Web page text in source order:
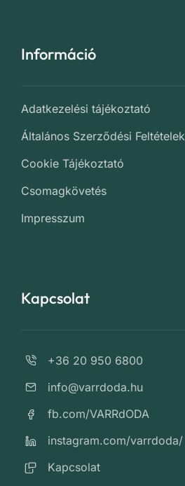
Információ
Adatkezelési tájékoztató
Általános Szerződési Feltételek
Cookie Tájékoztató
Csomagkövetés
Impresszum
Kapcsolat
+36 20 950 6800
info@varrdoda.hu
fb.com/VARRdODA
instagram.com/varrdoda/
Kapcsolat